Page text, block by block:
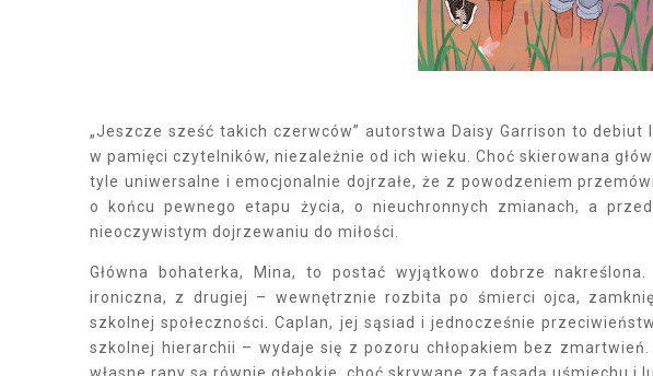
„Jeszcze sześć takich czerwców” autorstwa Daisy Garrison to
w pamięci czytelników, niezależnie od ich wieku. Choć skierowana
tyle uniwersalne i emocjonalnie dojrzałe, że z powodzeniem
o końcu pewnego etapu życia, o nieuchronnych zmianach, a
nieoczywistym dojrzewaniu do miłości.
Główna bohaterka, Mina, to postać wyjątkowo dobrze
ironiczna, z drugiej – wewnętrznie rozbita po śmierci ojca,
szkolnej społeczności. Caplan, jej sąsiad i jednocześnie
szkolnej hierarchii – wydaje się z pozoru chłopakiem bez
własne rany są równie głębokie, choć skrywane za fasadą uśmiechu i